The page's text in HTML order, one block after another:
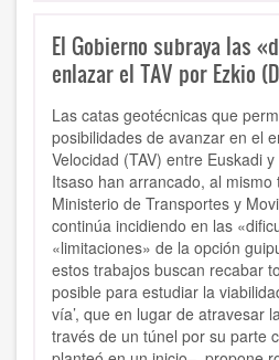
El Gobierno subraya las
enlazar el TAV por Ezkio
Las catas geotécnicas que
posibilidades de avanzar en el
Velocidad (TAV) entre Euskadi
Itsaso han arrancado, al mismo
Ministerio de Transportes y
continúa incidiendo en las
«limitaciones» de la opción
estos trabajos buscan recabar
posible para estudiar la
vía’, que en lugar de atravesar
través de un túnel por su parte